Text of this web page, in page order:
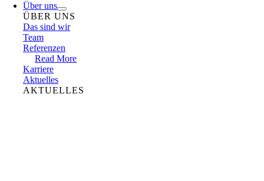
Über uns
ÜBER UNS
Das sind wir
Team
Referenzen
Read More
Karriere
Aktuelles
AKTUELLES